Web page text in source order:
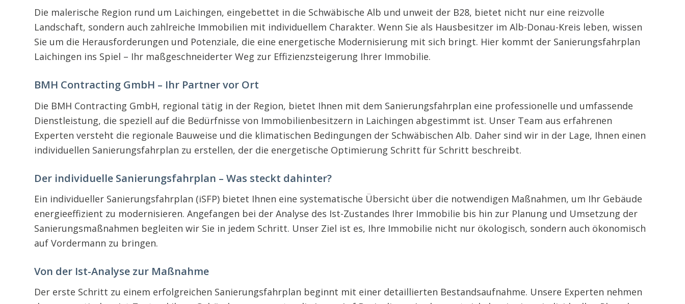
Die malerische Region rund um Laichingen, eingebettet in die Schwäbische Alb und unweit der B28, bietet nicht nur eine reizvolle
Landschaft, sondern auch zahlreiche Immobilien mit individuellem Charakter. Wenn Sie als Hausbesitzer im Alb-Donau-Kreis leben, wissen
Sie um die Herausforderungen und Potenziale, die eine energetische Modernisierung mit sich bringt. Hier kommt der Sanierungsfahrplan
Laichingen ins Spiel – Ihr maßgeschneiderter Weg zur Effizienzsteigerung Ihrer Immobilie.
BMH Contracting GmbH – Ihr Partner vor Ort
Die BMH Contracting GmbH, regional tätig in der Region, bietet Ihnen mit dem Sanierungsfahrplan eine professionelle und umfassende
Dienstleistung, die speziell auf die Bedürfnisse von Immobilienbesitzern in Laichingen abgestimmt ist. Unser Team aus erfahrenen
Experten versteht die regionale Bauweise und die klimatischen Bedingungen der Schwäbischen Alb. Daher sind wir in der Lage, Ihnen einen
individuellen Sanierungsfahrplan zu erstellen, der die energetische Optimierung Schritt für Schritt beschreibt.
Der individuelle Sanierungsfahrplan – Was steckt dahinter?
Ein individueller Sanierungsfahrplan (iSFP) bietet Ihnen eine systematische Übersicht über die notwendigen Maßnahmen, um Ihr Gebäude
energieeffizient zu modernisieren. Angefangen bei der Analyse des Ist-Zustandes Ihrer Immobilie bis hin zur Planung und Umsetzung der
Sanierungsmaßnahmen begleiten wir Sie in jedem Schritt. Unser Ziel ist es, Ihre Immobilie nicht nur ökologisch, sondern auch ökonomisch
auf Vordermann zu bringen.
Von der Ist-Analyse zur Maßnahme
Der erste Schritt zu einem erfolgreichen Sanierungsfahrplan beginnt mit einer detaillierten Bestandsaufnahme. Unsere Experten nehmen